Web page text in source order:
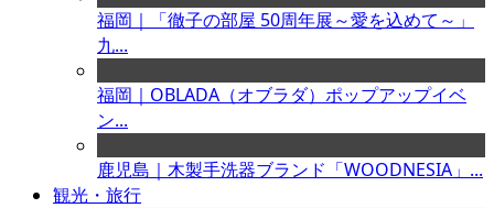
福岡｜「徹子の部屋 50周年展～愛を込めて～」
九...
福岡｜OBLADA（オブラダ）ポップアップイベ
ン...
鹿児島｜木製手洗器ブランド「WOODNESIA」...
観光・旅行